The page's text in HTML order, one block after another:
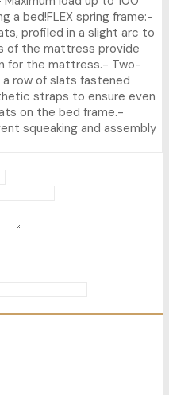
a bed!FLEX spring frame:-
profiled in a slight arc to
of the mattress provide
for the mattress.- Two-
row of slats fastened
straps to ensure even
on the bed frame.-
squeaking and assembly